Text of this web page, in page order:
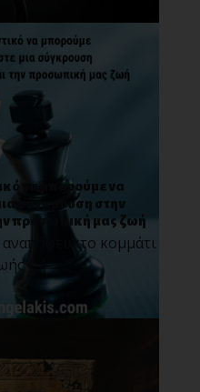
να μπορούμε να
σύγκρουση στην
προσωπική μας ζωή
αναπόφευκτο κομμάτι
[...]